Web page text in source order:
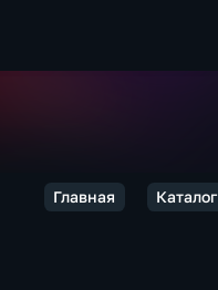
Главная Каталог